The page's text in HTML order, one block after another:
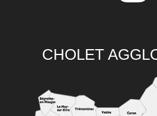
CHOLET